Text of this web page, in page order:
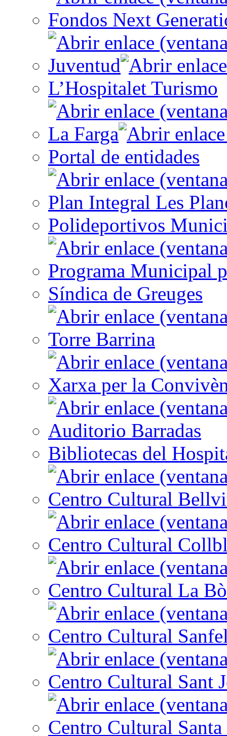
Fondos Next
Juventud
L’Hospitalet Turismo
La Farga
Portal de entidades
Plan Integral Les
Polideportivos
Programa Municipal
Síndica de Greuges
Torre Barrina
Xarxa per la
Auditorio Barradas
Bibliotecas del
Centro Cultural
Centro Cultural
Centro Cultural La
Centro Cultural
Centro Cultural Sant
Centro Cultural